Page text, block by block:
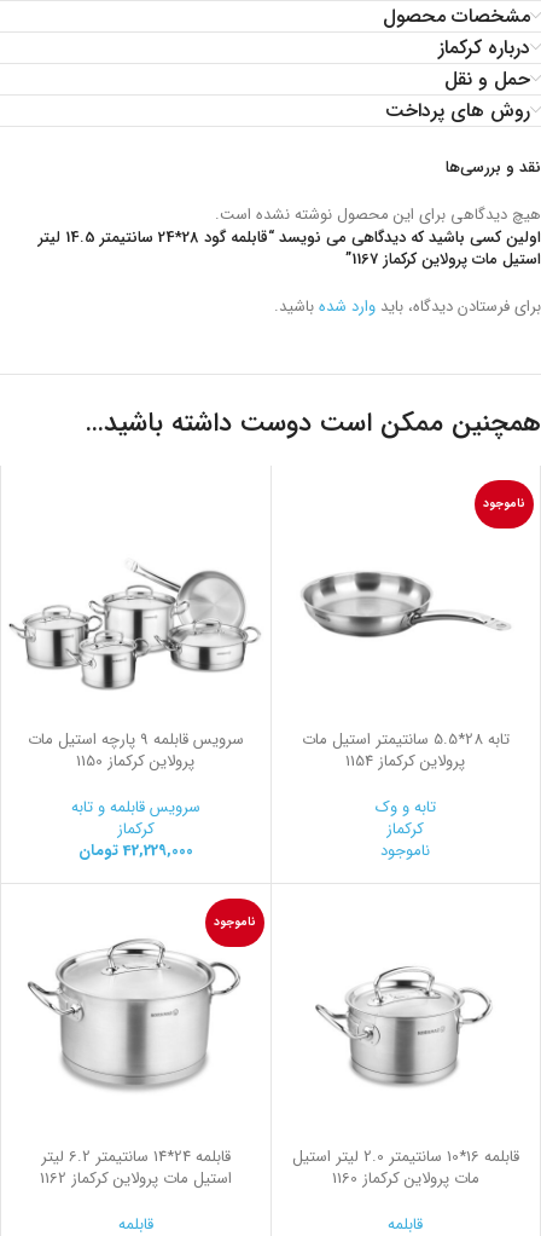
مشخصات محصول
درباره کرکماز
حمل و نقل
روش های پرداخت
نقد و بررسی‌ها
هیچ دیدگاهی برای این محصول نوشته نشده است.
اولین کسی باشید که دیدگاهی می نویسد “قابلمه گود 28*24 سانتیمتر 14.5 لیتر
استیل مات پرولاین کرکماز 1167”
برای فرستادن دیدگاه، باید وارد شدهباشید.
همچنین ممکن است دوست داشته باشید…
ناموجود
تابه 28*5.5 سانتیمتر استیل مات
پرولاین کرکماز 1154
تابه و وک
کرکماز
ناموجود
سرویس قابلمه 9 پارچه استیل مات
پرولاین کرکماز 1150
سرویس قابلمه و تابه
کرکماز
42,229,000 تومان
قابلمه 16*10 سانتیمتر 2.0 لیتر استیل
مات پرولاین کرکماز 1160
قابلمه
ناموجود
قابلمه 24*14 سانتیمتر 6.2 لیتر
استیل مات پرولاین کرکماز 1162
قابلمه